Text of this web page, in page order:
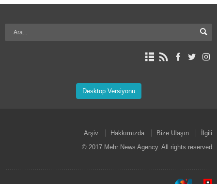
Desktop Versiyonu
Arşiv Hakkımızda Bize Ulaşın
İlgili
© 2017 Mehr News Agency. All rights reserved